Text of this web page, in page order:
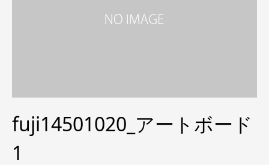
fuji14501020_アートボード
1